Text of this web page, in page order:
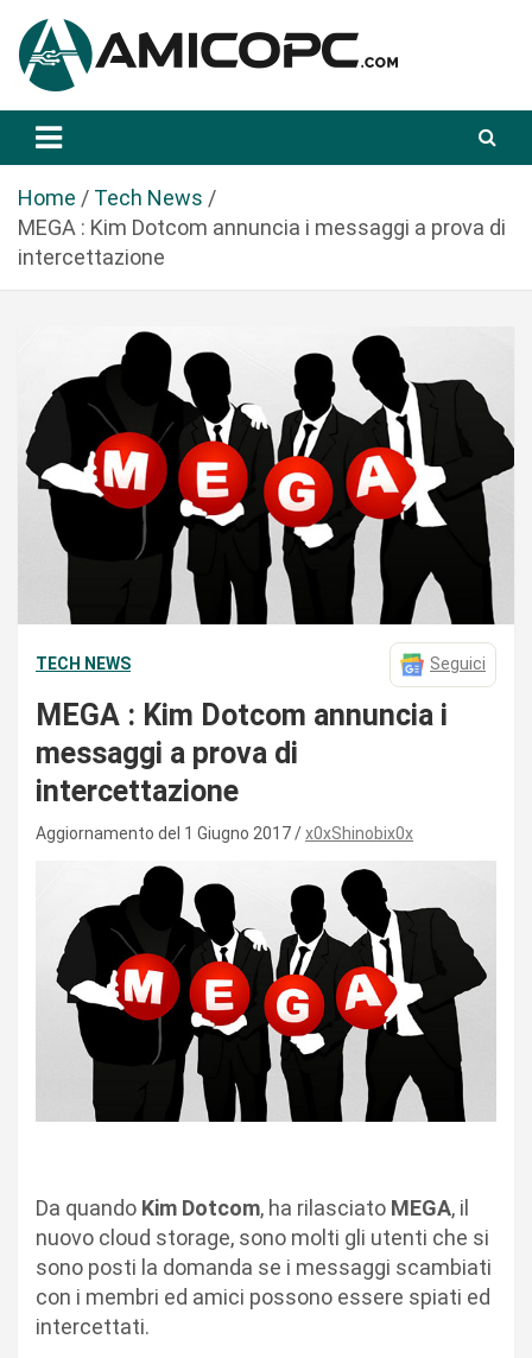
a
Amicopc.com
Home
Tech News
MEGA : Kim Dotcom annuncia i messaggi a prova di
intercettazione
TECH NEWS Seguici
MEGA : Kim Dotcom annuncia i
messaggi a prova di
intercettazione
Aggiornamento del 1 Giugno 2017 x0xShinobix0x
Da quando Kim Dotcom, ha rilasciato MEGA, il
nuovo cloud storage, sono molti gli utenti che si
sono posti la domanda se i messaggi scambiati
con i membri ed amici possono essere spiati ed
intercettati.